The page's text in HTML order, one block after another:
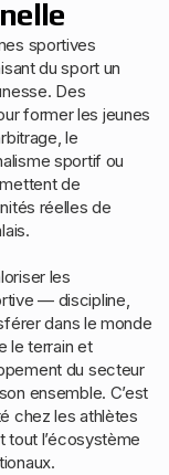
sportives
du sport un
Des
former les jeunes
le
sportif ou
de
réelles de
les
— discipline,
dans le monde
le terrain et
du secteur
ensemble. C’est
chez les athlètes
tout l’écosystème